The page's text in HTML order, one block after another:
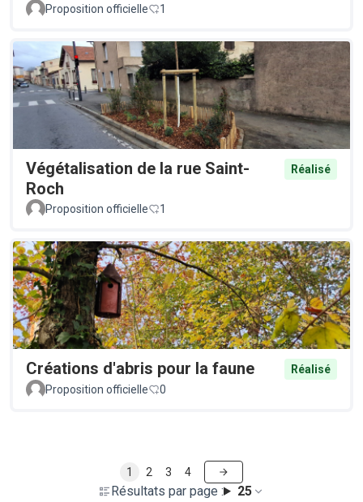
Proposition officielle 1
Végétalisation de la rue Saint-
Roch
Réalisé
Proposition officielle 1
Créations d'abris pour la faune
Réalisé
Proposition officielle
0
Résultats par page : 25
1 2 3 4